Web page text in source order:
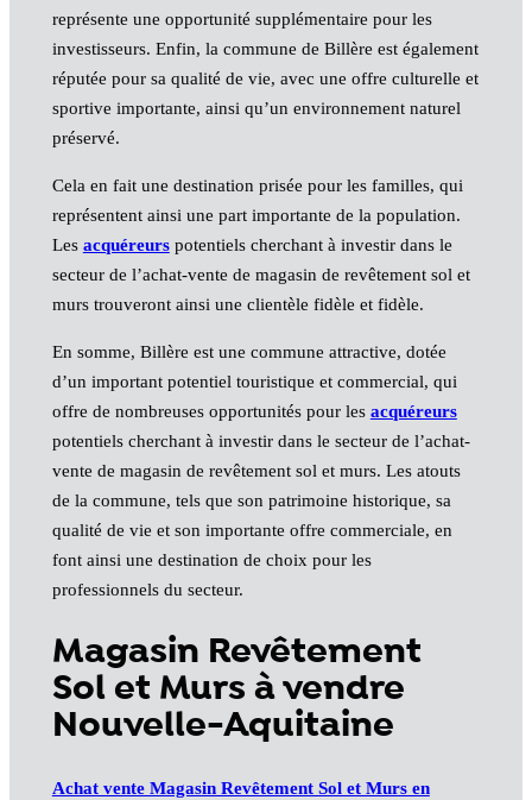
représente une opportunité supplémentaire pour les
investisseurs. Enfin, la commune de Billère est également
réputée pour sa qualité de vie, avec une offre culturelle et
sportive importante, ainsi qu’un environnement naturel
préservé.
Cela en fait une destination prisée pour les familles, qui
représentent ainsi une part importante de la population.
Les acquéreurspotentiels cherchant à investir dans le
secteur de l’achat-vente de magasin de revêtement sol et
murs trouveront ainsi une clientèle fidèle et fidèle.
En somme, Billère est une commune attractive, dotée
d’un important potentiel touristique et commercial, qui
offre de nombreuses opportunités pour les acquéreurs
potentiels cherchant à investir dans le secteur de l’achat-
vente de magasin de revêtement sol et murs. Les atouts
de la commune, tels que son patrimoine historique, sa
qualité de vie et son importante offre commerciale, en
font ainsi une destination de choix pour les
professionnels du secteur.
Magasin Revêtement
Sol et Murs à vendre
Nouvelle-Aquitaine
Achat vente Magasin Revêtement Sol et Murs en